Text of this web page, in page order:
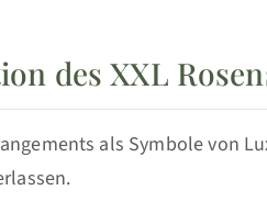
des XXL
als Symbole von